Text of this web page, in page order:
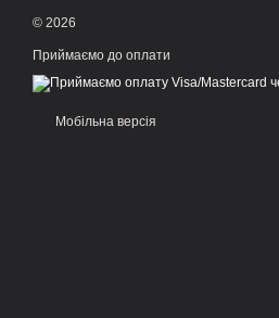
© 2026
Приймаємо до оплати
Мобільна версія